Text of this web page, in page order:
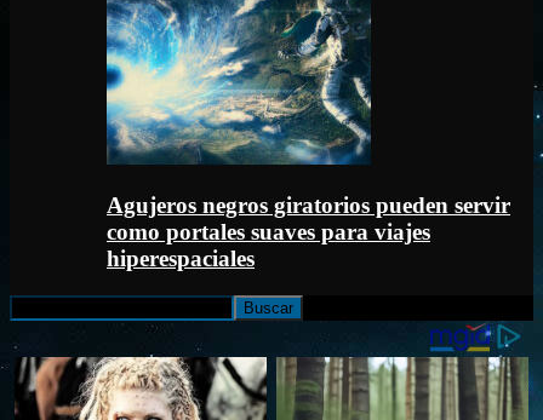
Agujeros negros giratorios pueden servir
como portales suaves para viajes
hiperespaciales